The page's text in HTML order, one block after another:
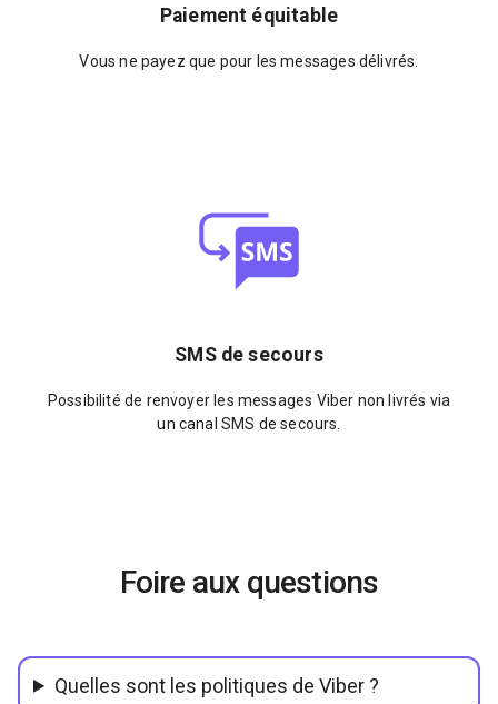
Paiement équitable
Vous ne payez que pour les messages délivrés.
SMS de secours
Possibilité de renvoyer les messages Viber non livrés via
un canal SMS de secours.
Foire aux questions
Quelles sont les politiques de Viber ?